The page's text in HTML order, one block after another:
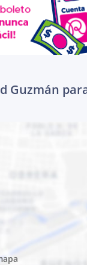
Guzmán